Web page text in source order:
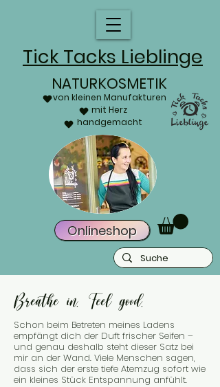
Tick Tacks Lieblinge
NATURKOSMETIK
von kleinen Manufakturen
mit Herz
handgemacht
Onlineshop
Breathe in. Feel good.
Schon beim Betreten meines Ladens
empfängt dich der Duft frischer Seifen –
und genau deshalb steht dieser Satz bei
mir an der Wand. Viele Menschen sagen,
dass sich der erste tiefe Atemzug sofort wie
ein kleines Stück Entspannung anfühlt.